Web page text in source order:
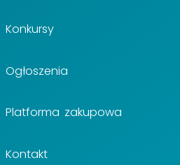
Konkursy
Ogłoszenia
Platforma zakupowa
Kontakt